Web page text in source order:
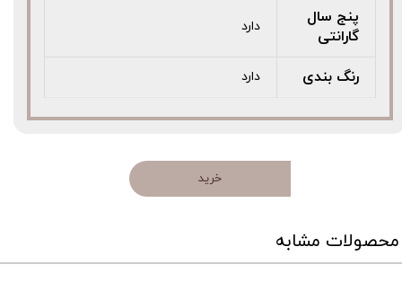
پنج سال
گارانتی
دارد
رنگ بندی دارد
خرید
محصولات مشابه